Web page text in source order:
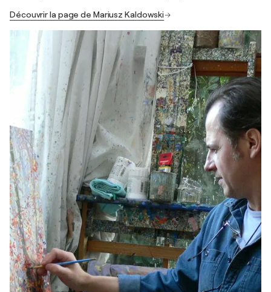
Découvrir la page de Mariusz Kaldowski